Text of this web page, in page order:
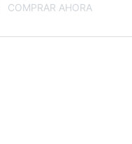
COMPRAR AHORA